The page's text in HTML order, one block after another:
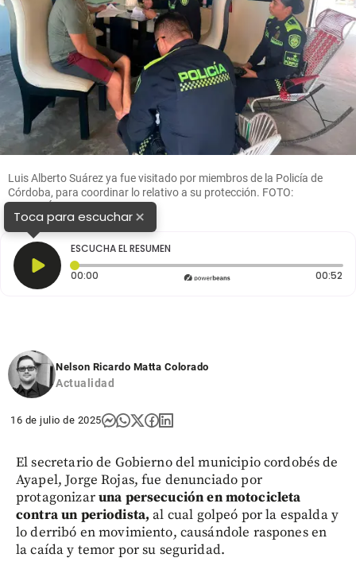
Luis Alberto Suárez ya fue visitado por miembros de la Policía de
Córdoba, para coordinar lo relativo a su protección. FOTO:
CORTESÍA.
Toca para escuchar×
ESCUCHA EL RESUMEN
00:00 Tiempo transcurrido: 0 segundos 00:52
Nelson Ricardo Matta Colorado
Actualidad
16 de julio de 2025
El secretario de Gobierno del municipio cordobés de
Ayapel, Jorge Rojas, fue denunciado por
protagonizaruna persecución en motocicleta
contra un periodista, al cual golpeó por la espalda y
lo derribó en movimiento, causándole raspones en
la caída y temor por su seguridad.